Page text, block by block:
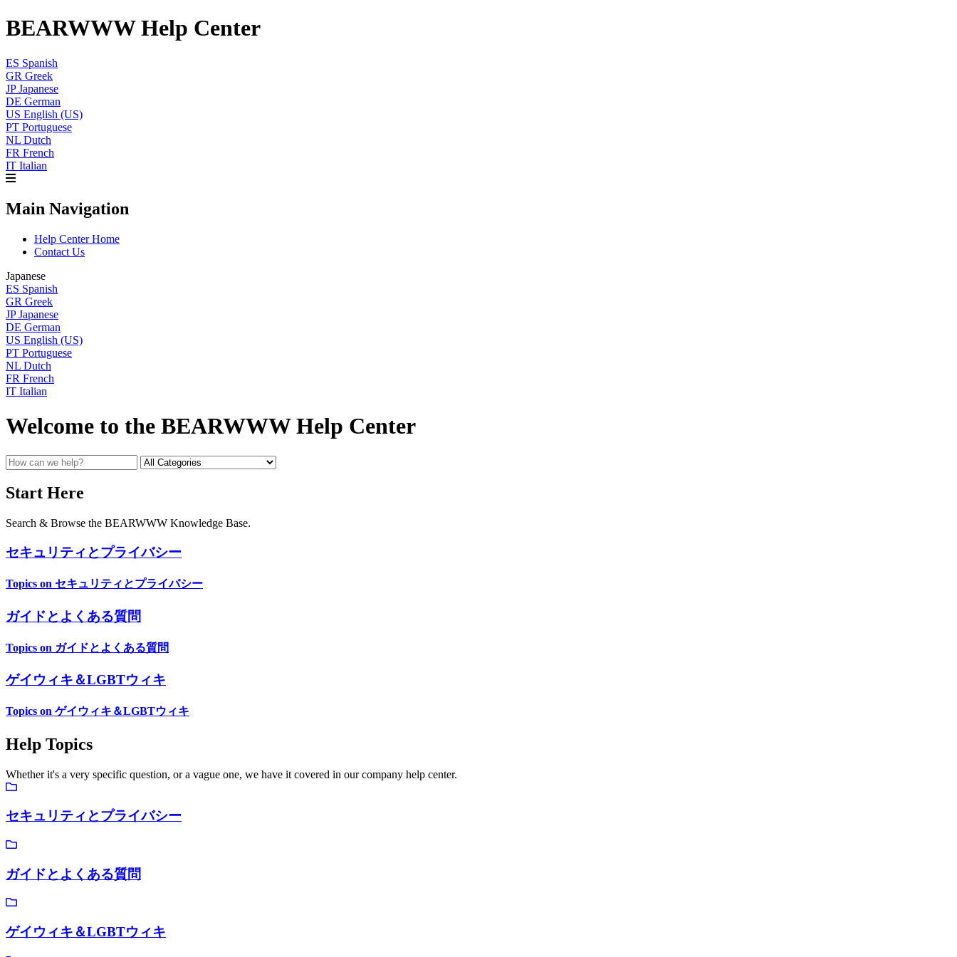
BEARWWW Help Center
ES Spanish
GR Greek
JP Japanese
DE German
US English (US)
PT Portuguese
NL Dutch
FR French
IT Italian
Main Navigation
Help Center Home
Contact Us
Japanese
ES Spanish
GR Greek
JP Japanese
DE German
US English (US)
PT Portuguese
NL Dutch
FR French
IT Italian
Welcome to the BEARWWW Help Center
Start Here
Search & Browse the BEARWWW Knowledge Base.
セキュリティとプライバシー
Topics on セキュリティとプライバシー
ガイドとよくある質問
Topics on ガイドとよくある質問
ゲイウィキ＆LGBTウィキ
Topics on ゲイウィキ＆LGBTウィキ
Help Topics
Whether it's a very specific question, or a vague one, we have it covered in our company help center.
セキュリティとプライバシー
ガイドとよくある質問
ゲイウィキ＆LGBTウィキ